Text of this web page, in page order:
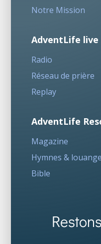
Notre Mission
AdventLife live
Radio
Réseau de prière
Replay
AdventLife
Magazine
Hymnes &
Bible